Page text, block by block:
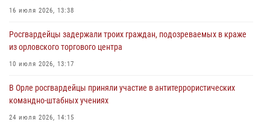
Жительница Мценска сдала в Росгвардию незарегистрированное
31 июля 2026, 13:16
16 июля 2026, 13:38
Росгвардейцы задержали троих граждан, подозреваемых в краже
из орловского торгового центра
10 июля 2026, 13:17
В Орле росгвардейцы приняли участие в антитеррористических
командно-штабных учениях
24 июля 2026, 14:15